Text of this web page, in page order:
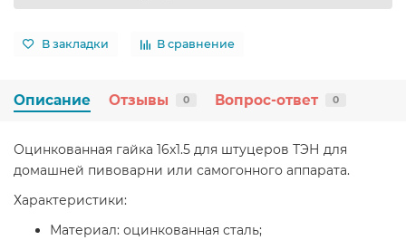
В закладки В сравнение
Описание Отзывы 0 Вопрос-ответ 0
Оцинкованная гайка 16x1.5 для штуцеров ТЭН для
домашней пивоварни или самогонного аппарата.
Характеристики:
Материал: оцинкованная сталь;